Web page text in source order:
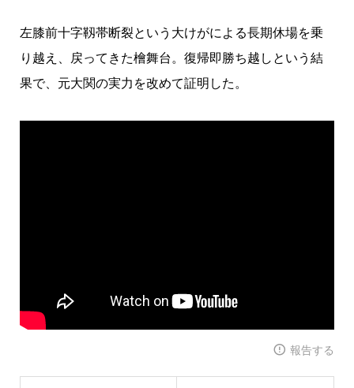
左膝前十字靱帯断裂という大けがによる長期休場を乗
り越え、戻ってきた檜舞台。復帰即勝ち越しという結
果で、元大関の実力を改めて証明した。
報告する